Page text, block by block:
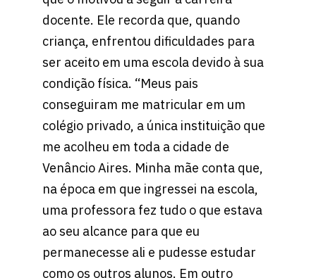
docente. Ele recorda que, quando
criança, enfrentou dificuldades para
ser aceito em uma escola devido à sua
condição física. “Meus pais
conseguiram me matricular em um
colégio privado, a única instituição que
me acolheu em toda a cidade de
Venâncio Aires. Minha mãe conta que,
na época em que ingressei na escola,
uma professora fez tudo o que estava
ao seu alcance para que eu
permanecesse ali e pudesse estudar
como os outros alunos. Em outro